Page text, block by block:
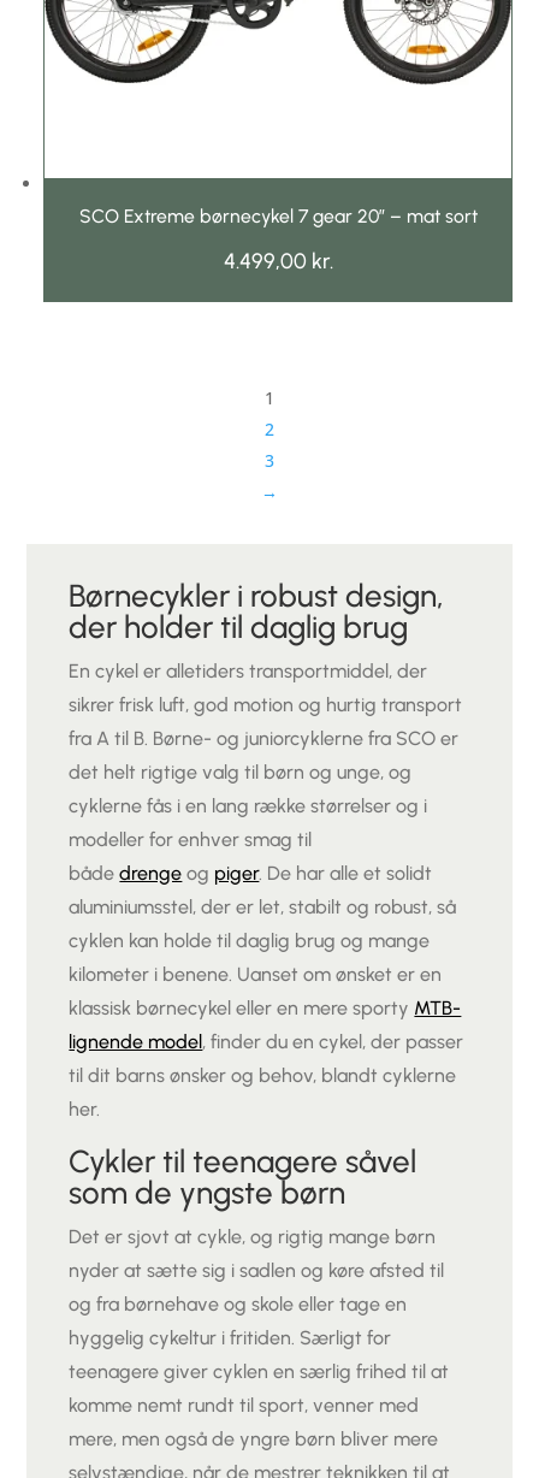
SCO Extreme børnecykel 7 gear 20″ – mat sort
4.499,00 kr.
1
2
3
→
Børnecykler i robust design,
der holder til daglig brug
En cykel er alletiders transportmiddel, der
sikrer frisk luft, god motion og hurtig transport
fra A til B. Børne- og juniorcyklerne fra SCO er
det helt rigtige valg til børn og unge, og
cyklerne fås i en lang række størrelser og i
modeller for enhver smag til
bådedrenge og piger. De har alle et solidt
aluminiumsstel, der er let, stabilt og robust, så
cyklen kan holde til daglig brug og mange
kilometer i benene. Uanset om ønsket er en
klassisk børnecykel eller en mere sporty MTB-
lignende model , finder du en cykel, der passer
til dit barns ønsker og behov, blandt cyklerne
her.
Cykler til teenagere såvel
som de yngste børn
Det er sjovt at cykle, og rigtig mange børn
nyder at sætte sig i sadlen og køre afsted til
og fra børnehave og skole eller tage en
hyggelig cykeltur i fritiden. Særligt for
teenagere giver cyklen en særlig frihed til at
komme nemt rundt til sport, venner med
mere, men også de yngre børn bliver mere
selvstændige, når de mestrer teknikken til at